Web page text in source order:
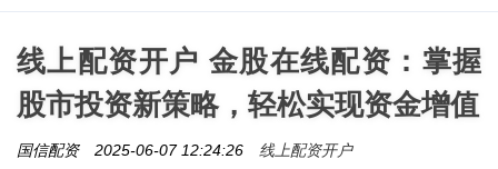
线上配资开户 金股在线配资：掌握
股市投资新策略，轻松实现资金增值
国信配资 2025-06-07 12:24:26 线上配资开户